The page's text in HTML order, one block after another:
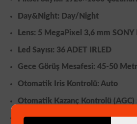
Day&Night: Day/Night
Lens: 5 MegaPixel 3,6 mm SONY
Led Sayısı: 36 ADET IRLED
Gece Görüş Mesafesi: 45-50
Otomatik Iris Kontrolü: Auto
Otomatik Kazanç Kontrolü (AGC)
Otomatik SİYAH BEYAZ